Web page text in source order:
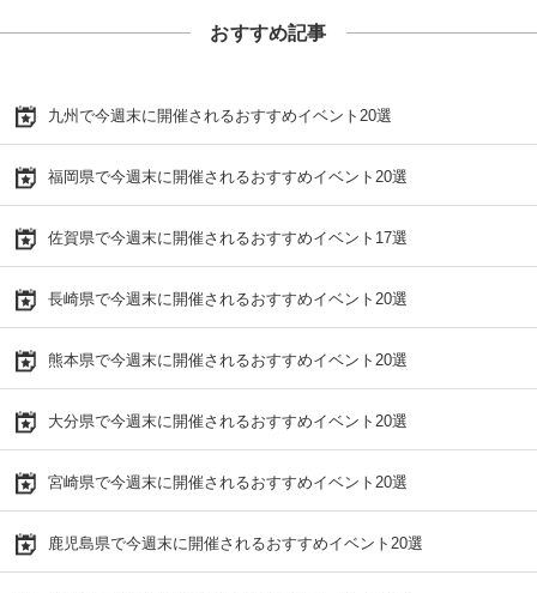
おすすめ記事
九州で今週末に開催されるおすすめイベント20選
福岡県で今週末に開催されるおすすめイベント20選
佐賀県で今週末に開催されるおすすめイベント17選
長崎県で今週末に開催されるおすすめイベント20選
熊本県で今週末に開催されるおすすめイベント20選
大分県で今週末に開催されるおすすめイベント20選
宮崎県で今週末に開催されるおすすめイベント20選
鹿児島県で今週末に開催されるおすすめイベント20選